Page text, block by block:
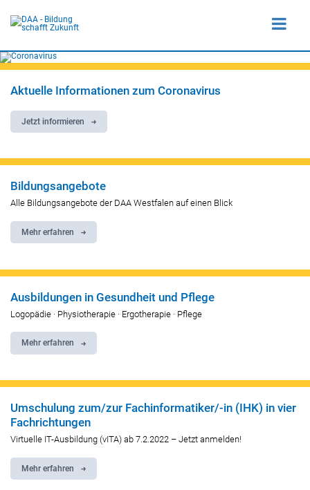
Aktuelle Informationen zum Coronavirus
Jetzt informieren
Bildungsangebote
Alle Bildungsangebote der DAA Westfalen auf einen Blick
Mehr erfahren
Ausbildungen in Gesundheit und Pflege
Logopädie · Physiotherapie · Ergotherapie · Pflege
Mehr erfahren
Umschulung zum/zur Fachinformatiker/-in (IHK) in vier
Fachrichtungen
Virtuelle IT-Ausbildung (vITA) ab 7.2.2022 – Jetzt anmelden!
Mehr erfahren